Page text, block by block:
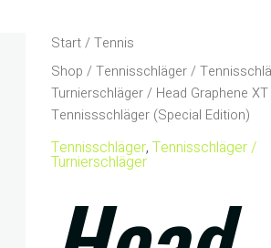
Start/Tennis
Shop /Tennisschläger/
Turnierschläger/ Head Graphene
Tennissschläger (Special Edition)
Tennisschläger,Tennisschläger /
Turnierschläger